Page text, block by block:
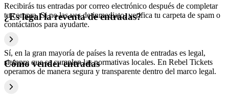
Recibirás tus entradas por correo electrónico después de completar
tu compra. Si no las ves de inmediato, verifica tu carpeta de spam o
contáctanos para ayudarte.
¿Es legal la reventa de entradas?
Sí, en la gran mayoría de países la reventa de entradas es legal,
siempre que se cumplan las normativas locales. En Rebel Tickets
operamos de manera segura y transparente dentro del marco legal.
Cómo vender entradas